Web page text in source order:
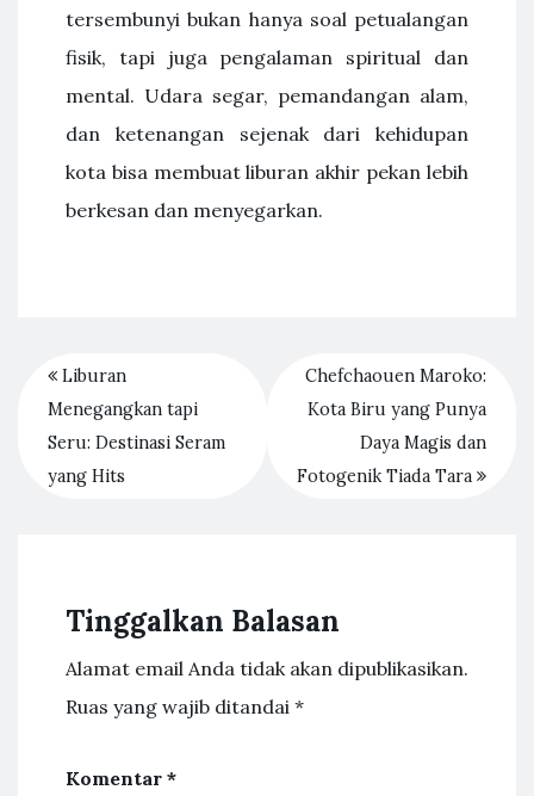
tersembunyi bukan hanya soal petualangan
fisik, tapi juga pengalaman spiritual dan
mental. Udara segar, pemandangan alam,
dan ketenangan sejenak dari kehidupan
kota bisa membuat liburan akhir pekan lebih
berkesan dan menyegarkan.
Liburan
Menegangkan tapi
Seru: Destinasi Seram
yang Hits
Chefchaouen Maroko:
Kota Biru yang Punya
Daya Magis dan
Fotogenik Tiada Tara
Tinggalkan Balasan
Alamat email Anda tidak akan dipublikasikan.
Ruas yang wajib ditandai *
Komentar *